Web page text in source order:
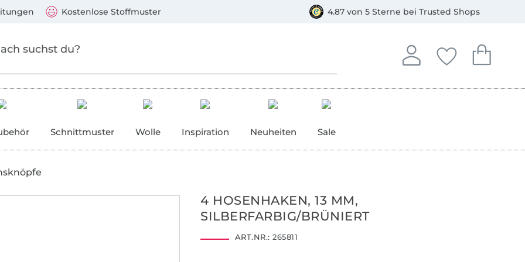
Kostenlose Stoffmuster 4.87 von 5 Sterne bei Trusted Shops
Anmelden
In deinem Konto
Deine
Du hast keine
Dein
Du hast
Schnittmuster Wolle Inspiration Neuheiten Sale
4 HOSENHAKEN, 13 MM,
SILBERFARBIG/BRÜNIERT
ART.NR.: 265811
Mastercard, PayPal, Giropay, Kauf auf Rechnung, Vorkasse